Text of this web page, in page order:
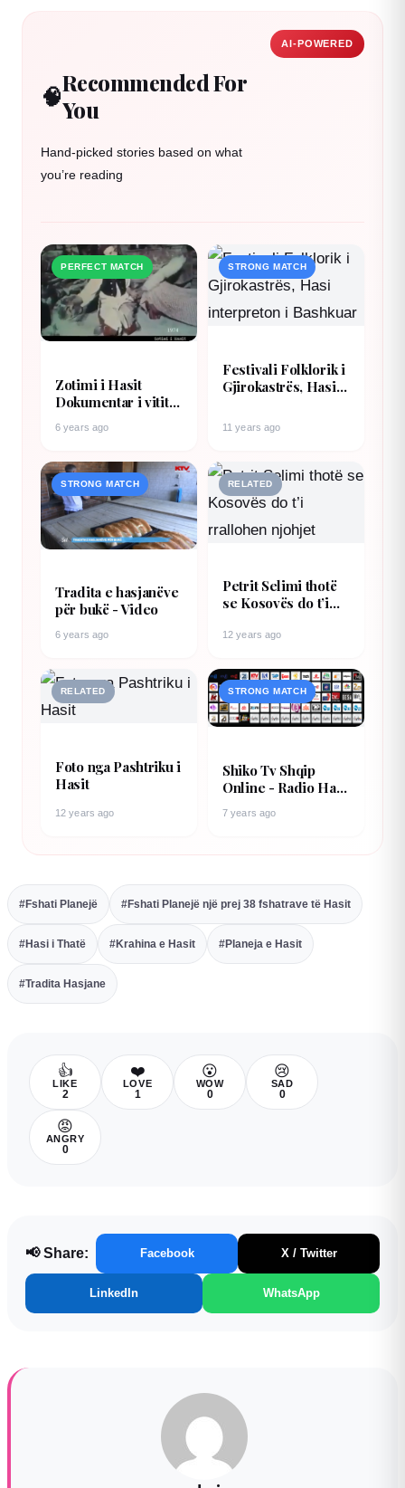
🧠Recommended For
You
Hand-picked stories based on what
you’re reading
AI-POWERED
PERFECT MATCH
Zotimi i Hasit
Dokumentar i vitit
fejesave te
6 years ago
STRONG MATCH
Festivali Folklorik i
Gjirokastrës, Hasi
Bashkuar
11 years ago
STRONG MATCH
Tradita e hasjanëve
për bukë - Video
6 years ago
RELATED
Petrit Selimi thotë
se Kosovës do t’i
12 years ago
RELATED
Foto nga Pashtriku i
Hasit
12 years ago
STRONG MATCH
Shiko Tv Shqip
Online - Radio Hasi
7 years ago
#Fshati Planejë #Fshati Planejë një prej 38 fshatrave të Hasit
#Hasi i Thatë #Krahina e Hasit #Planeja e Hasit
#Tradita Hasjane
👍
LIKE
2
❤️
LOVE
1
😮
WOW
0
😢
SAD
0
😡
ANGRY
0
📢 Share: Facebook X / Twitter
LinkedIn WhatsApp